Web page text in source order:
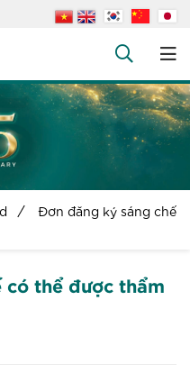
Đơn đăng ký sáng chế
có thể được thẩm